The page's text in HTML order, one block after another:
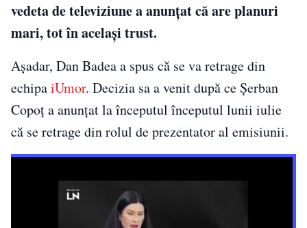
vedeta de televiziune a anunțat că are planuri
mari, tot în același trust.
Așadar, Dan Badea a spus că se va retrage din
echipaiUmor. Decizia sa a venit după ce Șerban
Copoț a anunțat la începutul începutul lunii iulie
că se retrage din rolul de prezentator al emisiunii.